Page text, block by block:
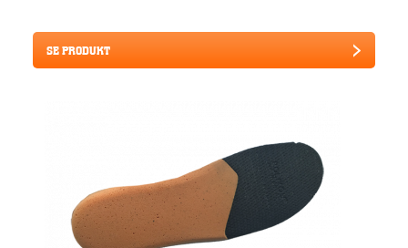
SE PRODUKT